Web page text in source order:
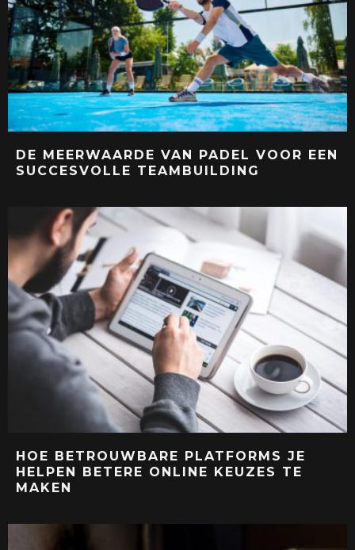
DE MEERWAARDE VAN PADEL VOOR EEN
SUCCESVOLLE TEAMBUILDING
HOE BETROUWBARE PLATFORMS JE
HELPEN BETERE ONLINE KEUZES TE
MAKEN